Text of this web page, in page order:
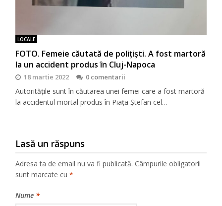
LOCALE
FOTO. Femeie căutată de polițiști. A fost martoră
la un accident produs în Cluj-Napoca
18 martie 2022 0 comentarii
Autoritățile sunt în căutarea unei femei care a fost martoră
la accidentul mortal produs în Piața Ștefan cel…
Lasă un răspuns
Adresa ta de email nu va fi publicată. Câmpurile obligatorii
sunt marcate cu*
Nume *